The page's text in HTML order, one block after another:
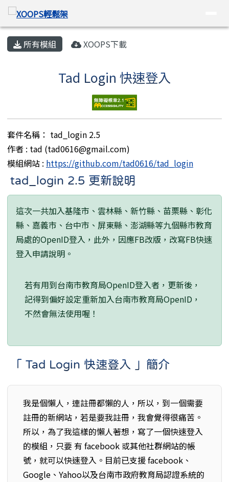
跳至主內容區
XOOPS輕鬆架
導覽列
主內容區域
所有模組 XOOPS下載
Tad Login 快速登入
套件名稱： tad_login 2.5
作者 : tad (tad0616@gmail.com)
模組網站 : https://github.com/tad0616/tad_login
tad_login 2.5 更新說明
這次一共加入基隆市、雲林縣、新竹縣、苗栗縣、彰化
縣、嘉義市、台中市、屏東縣、澎湖縣等九個縣市教育
局處的OpenID登入，此外，因應FB改版，改寫FB快速
登入申請說明。
若有用到台南市教育局OpenID登入者，更新後，
記得到偏好設定重新加入台南市教育局OpenID，
不然會無法使用喔！
「 Tad Login 快速登入 」簡介
我是個懶人，連註冊都懶的人，所以，到一個需要
註冊的新網站，若是要我註冊，我會覺得很痛苦。
所以，為了我這樣的懶人著想，寫了一個快速登入
的模組，只要 有 facebook 或其他社群網站的帳
號，就可以快速登入。目前已支援 facebook、
Google、Yahoo以及台南市政府教育局認證系統的
頁尾區域